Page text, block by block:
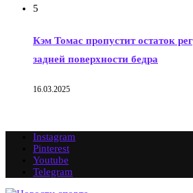
5
Кэм Томас пропустит остаток
задней поверхности бедра
16.03.2025
Instagram
Pinterest
Youtube
Telegram